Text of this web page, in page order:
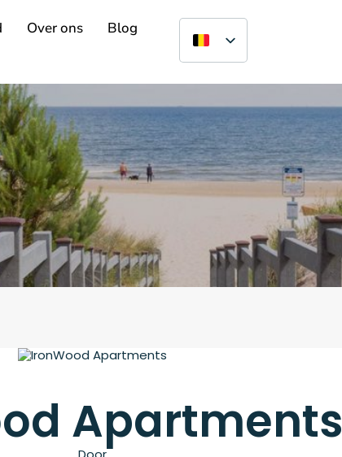
Over ons
Blog
Apartments